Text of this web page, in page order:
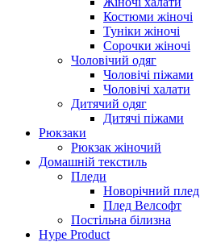
Костюми жіночі
Туніки жіночі
Сорочки жіночі
Чоловічий одяг
Чоловічі піжами
Чоловічі халати
Дитячий одяг
Дитячі піжами
Рюкзаки
Рюкзак жіночий
Домашній текстиль
Пледи
Новорічний плед
Плед Велсофт
Постільна білизна
Hype Product